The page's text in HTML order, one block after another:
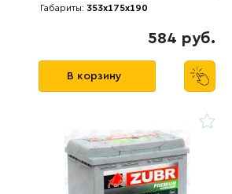
Габариты: 353x175x190
584 руб.
В корзину